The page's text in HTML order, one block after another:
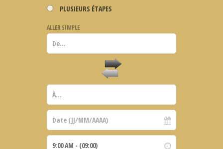
PLUSIEURS ÉTAPES
ALLER SIMPLE